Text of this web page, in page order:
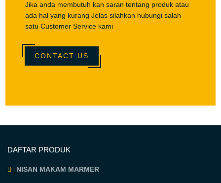
Jika anda membutuh kan saran tentang produk atau
ada hal yang kurang Jelas silahkan hubungi salah
satu Customer Service kami
CONTACT US
DAFTAR PRODUK
NISAN MAKAM MARMER